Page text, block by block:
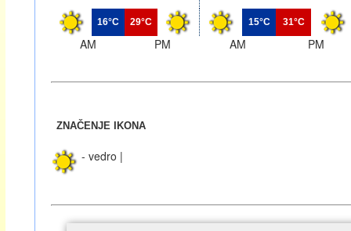
16°C 29°C 15°C 31°C
AM PM AM PM
ZNAČENJE IKONA
- vedro |